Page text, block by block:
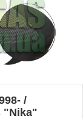
/
"Nika"